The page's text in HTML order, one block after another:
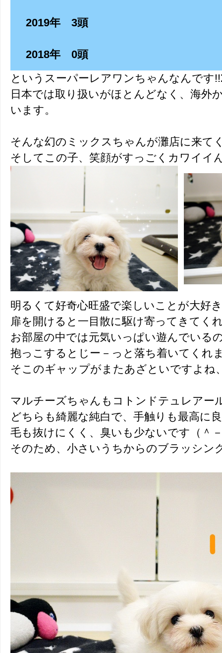
2019年 3頭
2018年 0頭
というスーパーレアワンちゃんなんです
日本では取り扱いがほとんどなく、海外
います。
そんな幻のミックスちゃんが灘店に来て
そしてこの子、笑顔がすっごくカワイイ
明るくて好奇心旺盛で楽しいことが大好
扉を開けると一目散に駆け寄ってきてく
お部屋の中では元気いっぱい遊んでいる
抱っこするとじー－っと落ち着いてくれ
そこのギャップがまたあざといですよね
マルチーズちゃんもコトンドテュレアー
どちらも綺麗な純白で、手触りも最高に
毛も抜けにくく、臭いも少ないです（＾
そのため、小さいうちからのブラッシン